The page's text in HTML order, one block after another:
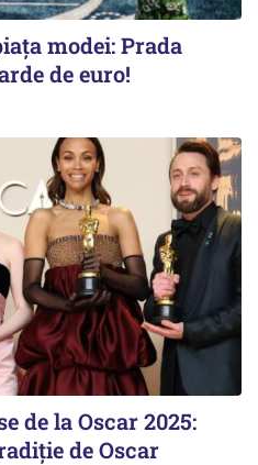
modei: Prada
de euro!
de la Oscar 2025:
de Oscar